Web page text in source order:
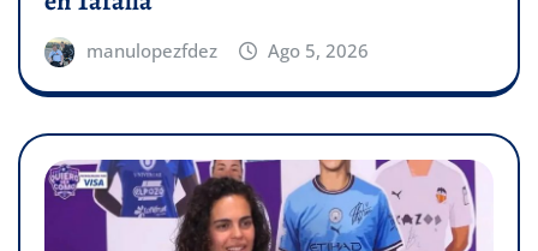
manulopezfdez Ago 5, 2026